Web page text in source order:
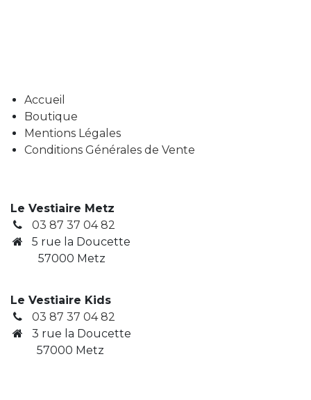
Accueil
Boutique
Mentions Légales
Conditions Générales de Vente
Le Vestiaire Metz
03 87 37 04 82
5 rue la Doucette
57000 Metz
Le Vestiaire Kids
03 87 37 04 82
3 rue la Doucette
​ 57000 Metz